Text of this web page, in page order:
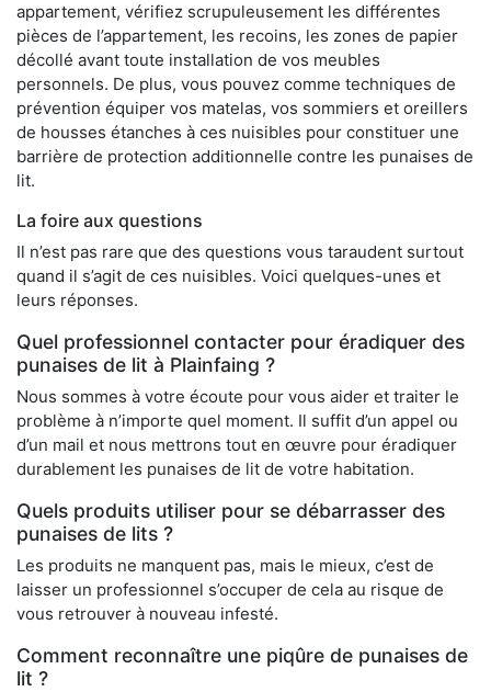
appartement, vérifiez scrupuleusement les différentes
pièces de l’appartement, les recoins, les zones de papier
décollé avant toute installation de vos meubles
personnels. De plus, vous pouvez comme techniques de
prévention équiper vos matelas, vos sommiers et oreillers
de housses étanches à ces nuisibles pour constituer une
barrière de protection additionnelle contre les punaises de
lit.
La foire aux questions
Il n’est pas rare que des questions vous taraudent surtout
quand il s’agit de ces nuisibles. Voici quelques-unes et
leurs réponses.
Quel professionnel contacter pour éradiquer des
punaises de lit à Plainfaing ?
Nous sommes à votre écoute pour vous aider et traiter le
problème à n’importe quel moment. Il suffit d’un appel ou
d’un mail et nous mettrons tout en œuvre pour éradiquer
durablement les punaises de lit de votre habitation.
Quels produits utiliser pour se débarrasser des
punaises de lits ?
Les produits ne manquent pas, mais le mieux, c’est de
laisser un professionnel s’occuper de cela au risque de
vous retrouver à nouveau infesté.
Comment reconnaître une piqûre de punaises de
lit ?